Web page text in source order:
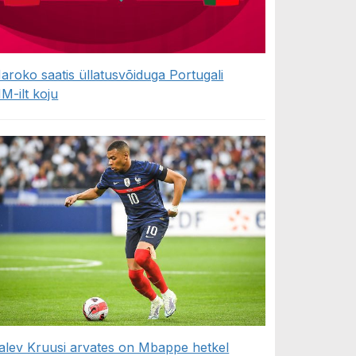
saatis üllatusvõiduga Portugali
ilt koju
Kruusi arvates on Mbappe hetkel